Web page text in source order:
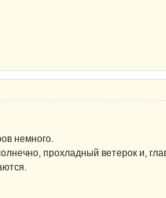
немного.
прохладный ветерок и,